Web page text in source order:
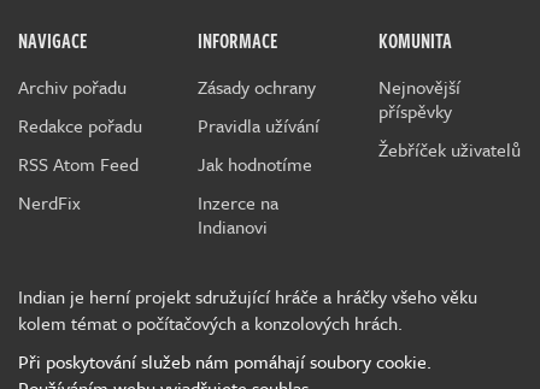
NAVIGACE
Archiv pořadu
Redakce pořadu
RSS Atom Feed
NerdFix
INFORMACE
Zásady ochrany
Pravidla užívání
Jak hodnotíme
Inzerce na
Indianovi
KOMUNITA
Nejnovější
příspěvky
Žebříček uživatelů
Indian je herní projekt sdružující hráče a hráčky všeho věku
kolem témat o počítačových a konzolových hrách.
Při poskytování služeb nám pomáhají soubory cookie.